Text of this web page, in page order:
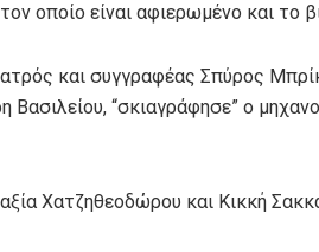
οποίο είναι αφιερωμένο και το
και συγγραφέας Σπύρος
“σκιαγράφησε” ο
Χατζηθεοδώρου και Κικκή